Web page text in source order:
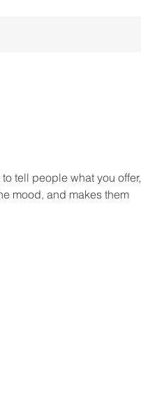
tell people what you offer,
mood, and makes them